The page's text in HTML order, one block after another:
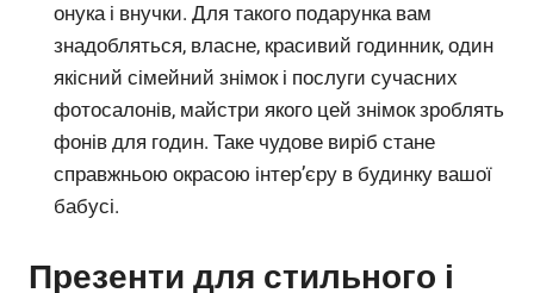
онука і внучки. Для такого подарунка вам
знадобляться, власне, красивий годинник, один
якісний сімейний знімок і послуги сучасних
фотосалонів, майстри якого цей знімок зроблять
фонів для годин. Таке чудове виріб стане
справжньою окрасою інтер’єру в будинку вашої
бабусі.
Презенти для стильного і